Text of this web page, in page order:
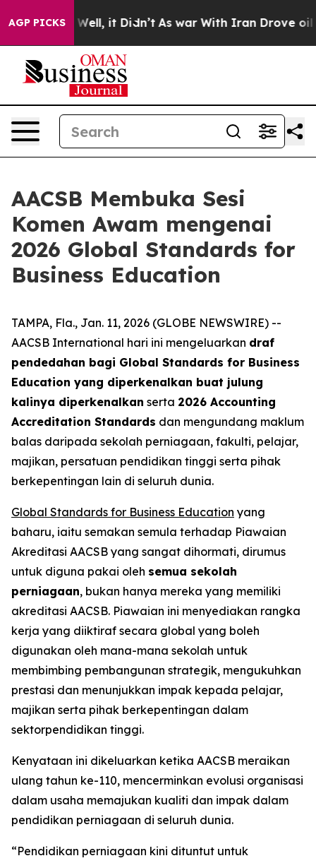
AGP PICKS
40%. Well, it Didn’t As war With Iran Drove oil
AACSB Membuka Sesi
Komen Awam mengenai
2026 Global Standards for
Business Education
TAMPA, Fla., Jan. 11, 2026 (GLOBE NEWSWIRE) --
AACSB International hari ini mengeluarkan draf
pendedahan bagi Global Standards for Business
Education yang diperkenalkan buat julung
kalinya diperkenalkan serta 2026 Accounting
Accreditation Standards dan mengundang maklum
balas daripada sekolah perniagaan, fakulti, pelajar,
majikan, persatuan pendidikan tinggi serta pihak
berkepentingan lain di seluruh dunia.
Global Standards for Business Education yang
baharu, iaitu semakan semula terhadap Piawaian
Akreditasi AACSB yang sangat dihormati, dirumus
untuk diguna pakai oleh semua sekolah
perniagaan, bukan hanya mereka yang memiliki
akreditasi AACSB. Piawaian ini menyediakan rangka
kerja yang diiktiraf secara global yang boleh
digunakan oleh mana-mana sekolah untuk
membimbing pembangunan strategik, mengukuhkan
prestasi dan menunjukkan impak kepada pelajar,
majikan serta pihak berkepentingan dalam
sektorpendidikan tinggi.
Kenyataan ini dikeluarkan ketika AACSB meraikan
ulang tahun ke-110, mencerminkan evolusi organisasi
dalam usaha memajukan kualiti dan impak dalam
pendidikan perniagaan di seluruh dunia.
“Pendidikan perniagaan kini dituntut untuk